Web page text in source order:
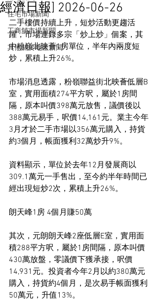
住宅市場新聞
工商舖市場新聞
其他關於地產新聞
經濟日報] 2026-06-26
二手樓價持續上升，短炒活動更趨活
躍，市場連錄多宗「炒上炒」個案，其
中粉嶺北映薈1房單位，半年內兩度短
炒，累積上升26%。
市場消息透露，粉嶺聯益街北映薈低層B
室，實用面積274平方呎，屬於1房間
隔，原本叫價398萬元放售，議價後以
388萬元易手，呎價14,161元。業主今年
3月才於二手市場以356萬元購入，持貨
約3個月，帳面獲利32萬炒升9%。
資料顯示，單位於去年12月發展商以
309.1萬元一手售出，至今約半年時間已
經出現短炒2次，累積上升26%。
朗天峰1房 4個月賺50萬
其次，元朗朗天峰2座低層E室，實用面
積288平方呎，屬於1房間隔，原本叫價
430萬放盤，零議價下獲承接，呎價
14,931元。投資者今年2月以約380萬元
購入，持貨約4個月，是次易手帳面獲利
50萬元，升值13%。